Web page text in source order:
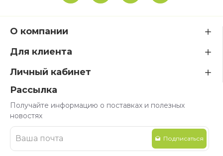
О компании
Для клиента
Личный кабинет
Рассылка
Получайте информацию о поставках и полезных
новостях
Подписаться